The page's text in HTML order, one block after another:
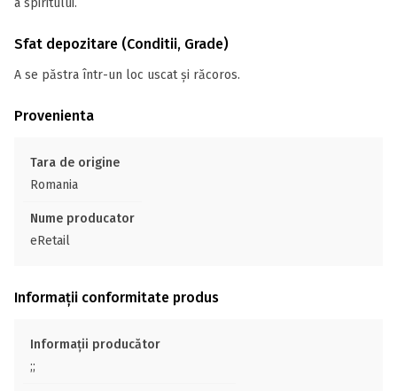
a spiritului.
Sfat depozitare (Conditii, Grade)
A se păstra într-un loc uscat și răcoros.
Provenienta
Tara de origine
Romania
Nume producator
eRetail
Informații conformitate produs
Informații producător
;;